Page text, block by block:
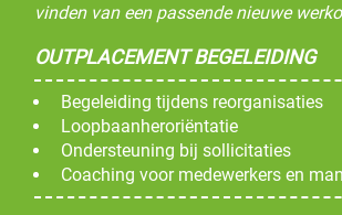
vinden van een passende nieuwe
OUTPLACEMENT BEGELEIDING
Begeleiding tijdens reorganisaties
Loopbaanheroriëntatie
Ondersteuning bij sollicitaties
Coaching voor medewerkers en